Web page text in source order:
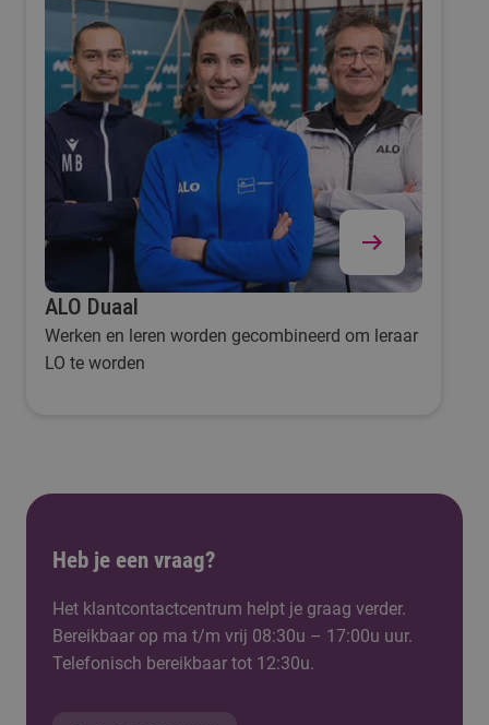
ALO Duaal
Werken en leren worden gecombineerd om leraar
LO te worden
Heb je een vraag?
Het klantcontactcentrum helpt je graag verder.
Bereikbaar op ma t/m vrij 08:30u – 17:00u uur.
Telefonisch bereikbaar tot 12:30u.